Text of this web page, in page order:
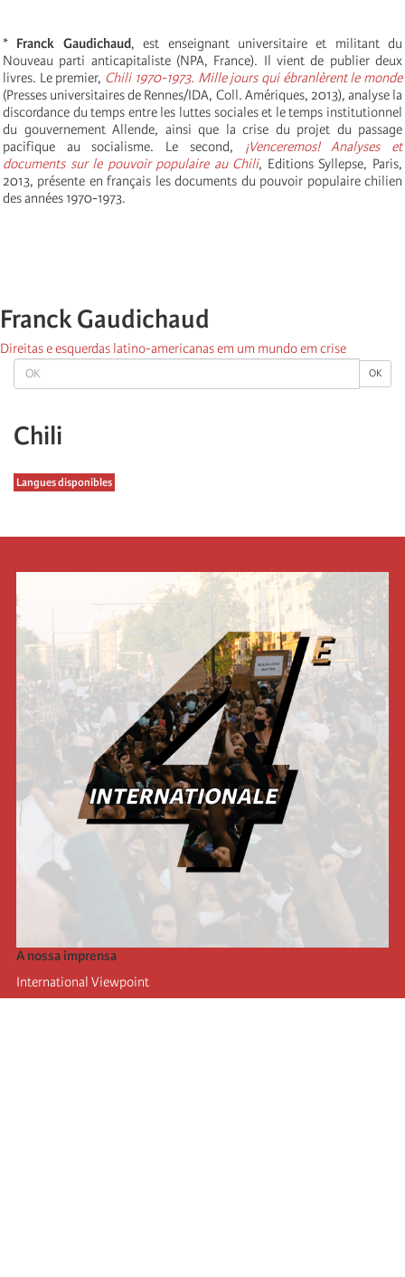
OK OK
Chili
Langues disponibles
* Franck Gaudichaud, est enseignant universitaire et militant du
Nouveau parti anticapitaliste (NPA, France). Il vient de publier deux
livres. Le premier, Chili 1970-1973. Mille jours qui ébranlèrent le monde
(Presses universitaires de Rennes/IDA, Coll. Amériques, 2013), analyse la
discordance du temps entre les luttes sociales et le temps institutionnel
du gouvernement Allende, ainsi que la crise du projet du passage
pacifique au socialisme. Le second, ¡Venceremos! Analyses et
documents sur le pouvoir populaire au Chili, Editions Syllepse, Paris,
2013, présente en français les documents du pouvoir populaire chilien
des années 1970-1973.
Franck Gaudichaud
Direitas e esquerdas latino-americanas em um mundo em crise
A nossa imprensa
International Viewpoint